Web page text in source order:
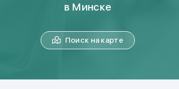
в Минске
Поиск на карте